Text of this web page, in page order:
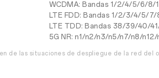
WCDMA: Bandas 1/2/4/5/6/8/
LTE FDD: Bandas 1/2/3/4/5/
LTE TDD: Bandas 38/39/40/
5G NR: n1/n2/n3/n5/n7/n8/
de las situaciones de despliegue de la red del